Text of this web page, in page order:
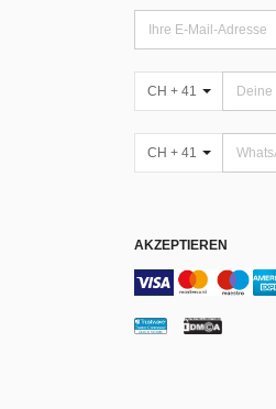
CH + 41
CH + 41
AKZEPTIEREN